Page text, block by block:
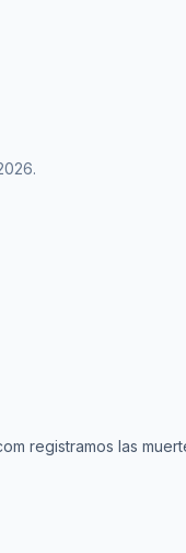
.
registramos las